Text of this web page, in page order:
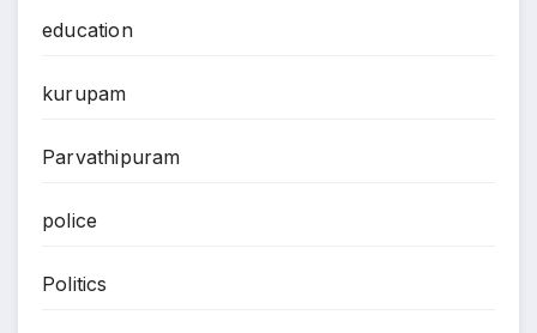
education
kurupam
Parvathipuram
police
Politics